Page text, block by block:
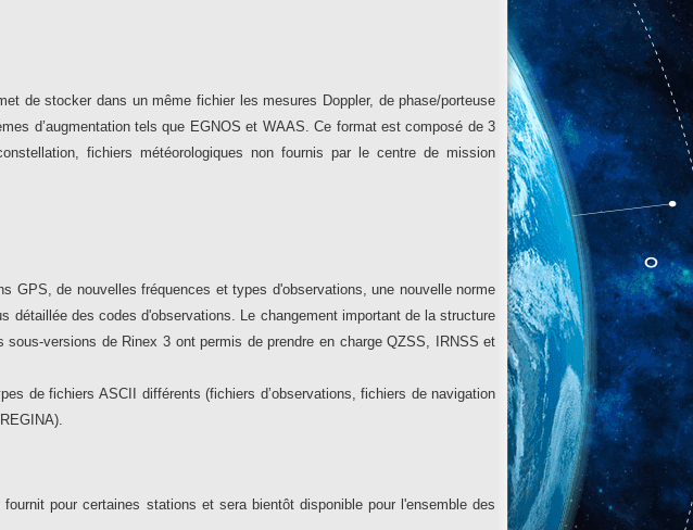
de stocker dans un même fichier les mesures Doppler, de phase/porteuse
d’augmentation tels que EGNOS et WAAS. Ce format est composé de 3
fichiers météorologiques non fournis par le centre de mission
GPS, de nouvelles fréquences et types d'observations, une nouvelle norme
des codes d'observations. Le changement important de la structure
versions de Rinex 3 ont permis de prendre en charge QZSS, IRNSS et
de fichiers ASCII différents (fichiers d’observations, fichiers de navigation
pour certaines stations et sera bientôt disponible pour l'ensemble des